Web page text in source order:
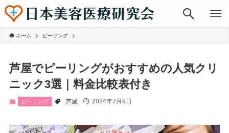
ホーム ピーリング
芦屋でピーリングがおすすめの人気クリ
ニック3選｜料金比較表付き
ピーリング 芦屋 2024年7月9日